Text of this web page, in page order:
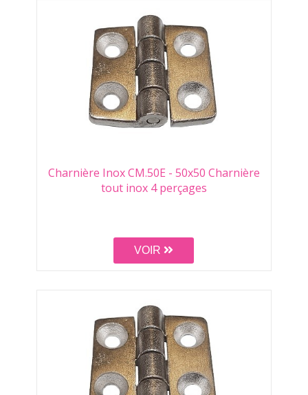
Charnière Inox CM.50E - 50x50 Charnière
tout inox 4 perçages
VOIR